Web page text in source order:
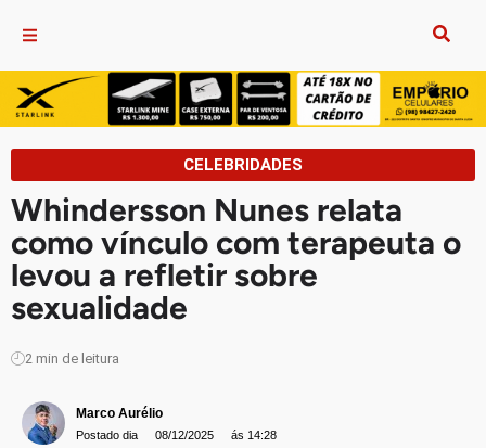
CELEBRIDADES
Whindersson Nunes relata
como vínculo com terapeuta o
levou a refletir sobre
sexualidade
2 min de leitura
Marco Aurélio
Postado dia 08/12/2025 ás 14:28